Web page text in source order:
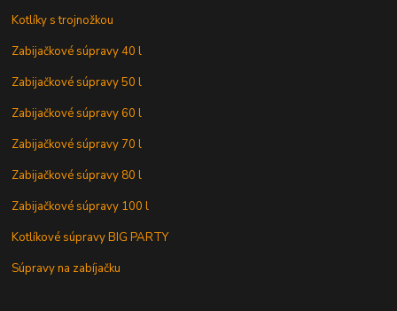
Kotlíky s trojnožkou
Zabijačkové súpravy 40 l
Zabijačkové súpravy 50 l
Zabijačkové súpravy 60 l
Zabijačkové súpravy 70 l
Zabijačkové súpravy 80 l
Zabijačkové súpravy 100 l
Kotlíkové súpravy BIG PARTY
Súpravy na zabíjačku